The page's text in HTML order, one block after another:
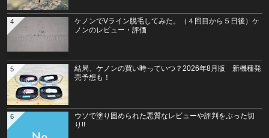
ケノンでVライン脱毛してみた。（４回目から５日後）ケ
ノンのレビュー・評価
4
結局、ケノンの買い時っていつ？2026年8月版 新機種発
売予想も！
5
ウソで塗り固められた悪質なレビューや評判をぶった切
り!!
6